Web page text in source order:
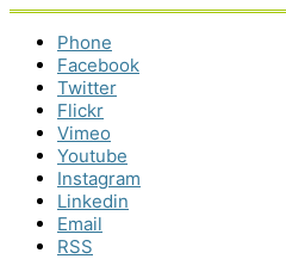
Phone
Facebook
Twitter
Flickr
Vimeo
Youtube
Instagram
Linkedin
Email
RSS